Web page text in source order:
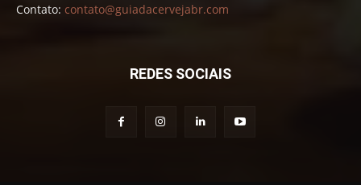
Contato: contato@guiadacervejabr.com
REDES SOCIAIS